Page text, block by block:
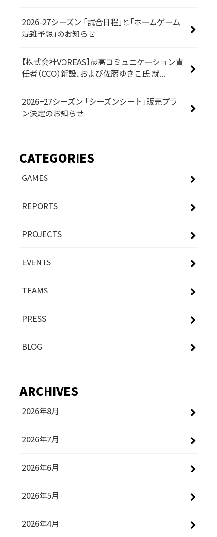
2026-27シーズン 「試合日程」と「ホームゲーム
混雑予想」のお知らせ
【株式会社VOREAS】最高コミュニケーション責
任者（CCO）新設、および佐藤ゆきこ氏 就...
2026−27シーズン 「シーズンシート」販売プラ
ン決定のお知らせ
CATEGORIES
GAMES
REPORTS
PROJECTS
EVENTS
TEAMS
PRESS
BLOG
ARCHIVES
2026年8月
2026年7月
2026年6月
2026年5月
2026年4月